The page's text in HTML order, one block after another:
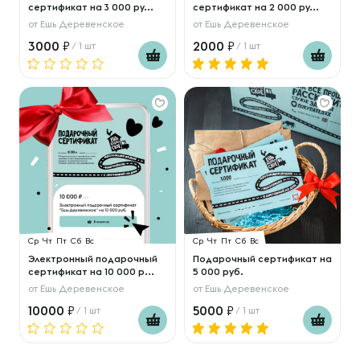
сертификат на 3 000 ру...
от Ешь Деревенское
3000 / 1 шт
сертификат на 2 000 ру...
от Ешь Деревенское
2000 / 1 шт
Ср Чт Пт Сб Вс
Электронный подарочный
сертификат на 10 000 р...
от Ешь Деревенское
10000 / 1 шт
Ср Чт Пт Сб Вс
Подарочный сертификат на
5 000 руб.
от Ешь Деревенское
5000 / 1 шт